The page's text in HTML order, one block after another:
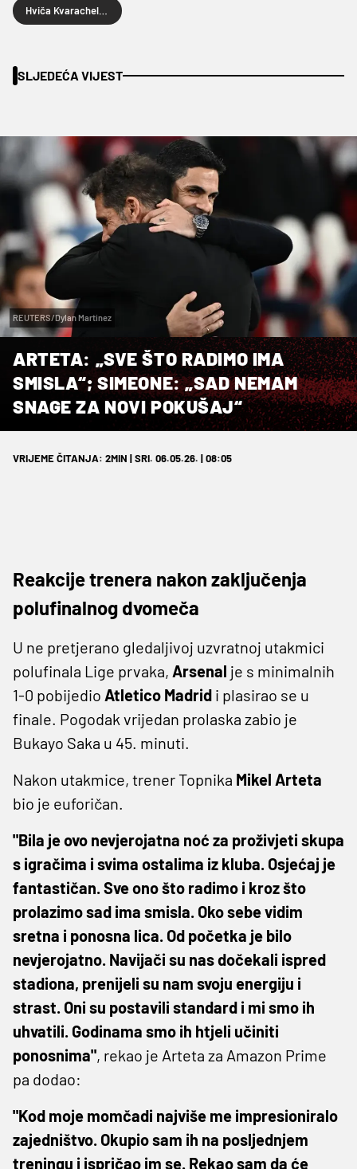
SLJEDEĆA VIJEST
REUTERS/Dylan Martinez
ARTETA: „SVE ŠTO RADIMO IMA
SMISLA“; SIMEONE: „SAD NEMAM
SNAGE ZA NOVI POKUŠAJ“
VRIJEME ČITANJA: 2MIN | SRI. 06.05.26. | 08:05
Reakcije trenera nakon zaključenja
polufinalnog dvomeča
U ne pretjerano gledaljivoj uzvratnoj utakmici
polufinala Lige prvaka, Arsenal je s minimalnih
1-0 pobijedio Atletico Madrid i plasirao se u
finale. Pogodak vrijedan prolaska zabio je
Bukayo Saka u 45. minuti.
Nakon utakmice, trener Topnika Mikel Arteta
bio je euforičan.
"Bila je ovo nevjerojatna noć za proživjeti skupa
s igračima i svima ostalima iz kluba. Osjećaj je
fantastičan. Sve ono što radimo i kroz što
prolazimo sad ima smisla. Oko sebe vidim
sretna i ponosna lica. Od početka je bilo
nevjerojatno. Navijači su nas dočekali ispred
stadiona, prenijeli su nam svoju energiju i
strast. Oni su postavili standard i mi smo ih
uhvatili. Godinama smo ih htjeli učiniti
ponosnima", rekao je Arteta za Amazon Prime
pa dodao:
"Kod moje momčadi najviše me impresioniralo
zajedništvo. Okupio sam ih na posljednjem
treningu i ispričao im se. Rekao sam da će